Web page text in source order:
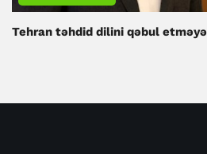
Tehran təhdid dilini qəbul